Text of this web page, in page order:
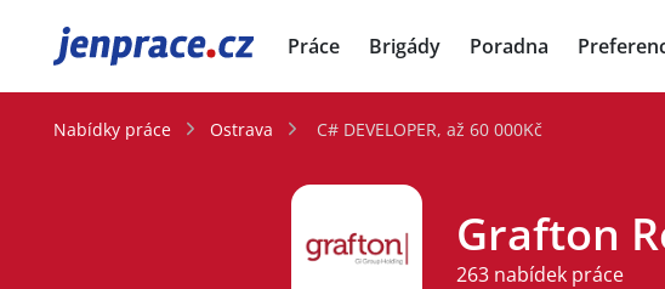
JenPráce.cz Práce Brigády Poradna
Nabídky práce Ostrava C# DEVELOPER, až 60 000Kč
Grafton
263 nabídek práce